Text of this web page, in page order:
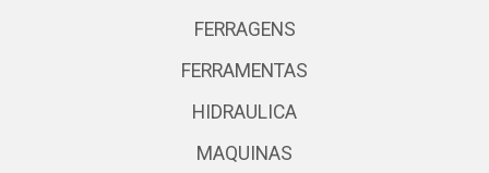
FERRAGENS
FERRAMENTAS
HIDRAULICA
MAQUINAS